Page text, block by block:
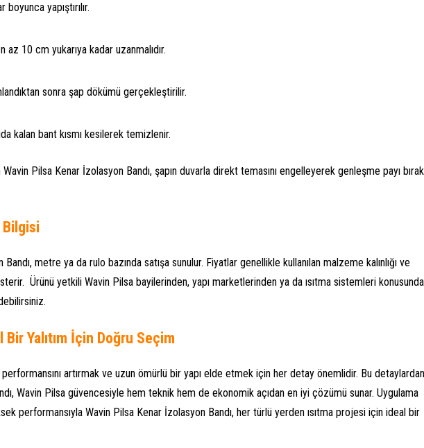
yapıştırılır.
10 cm yukarıya kadar uzanmalıdır.
sonra şap dökümü gerçekleştirilir.
kalan bant kısmı kesilerek temizlenir.
Wavin Pilsa Kenar İzolasyon Bandı, şapın duvarla direkt temasını engelleyerek genleşme payı
Bilgisi
metre ya da rulo bazında satışa sunulur. Fiyatlar genellikle kullanılan malzeme kalınlığı ve
Ürünü yetkili Wavin Pilsa bayilerinden, yapı marketlerinden ya da ısıtma sistemleri konusunda
Yalıtım İçin Doğru Seçim
artırmak ve uzun ömürlü bir yapı elde etmek için her detay önemlidir. Bu detaylardan
Wavin Pilsa güvencesiyle hem teknik hem de ekonomik açıdan en iyi çözümü sunar. Uygulama
performansıyla Wavin Pilsa Kenar İzolasyon Bandı, her türlü yerden ısıtma projesi için ideal bir